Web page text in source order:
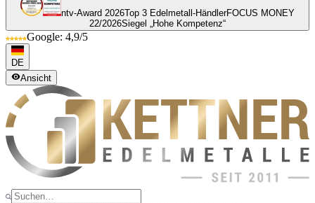
ntv-Award 2026Top 3 Edelmetall-HändlerFOCUS MONEY
22/2026Siegel „Hohe Kompetenz“
Google: 4,9/5
DE
Ansicht